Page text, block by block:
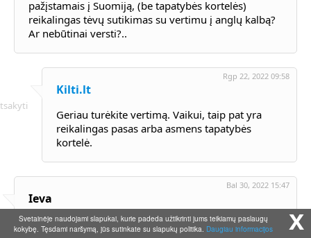
pažįstamais į Suomiją, (be tapatybės kortelės)
reikalingas tėvų sutikimas su vertimu į anglų kalbą?
Ar nebūtinai versti?..
Kilti.lt
Rgp 22, 2022 09:58
Geriau turėkite vertimą. Vaikui, taip pat yra
reikalingas pasas arba asmens tapatybės
kortelė.
Ieva
Bal 30, 2022 15:47
Sveiki, x
Svetainėje naudojami slapukai, kurie padeda užtikrinti jums teikiamų paslaugų
kokybę. Tęsdami naršymą, jūs sutinkate su slapukų politika. Daugiau informacijos